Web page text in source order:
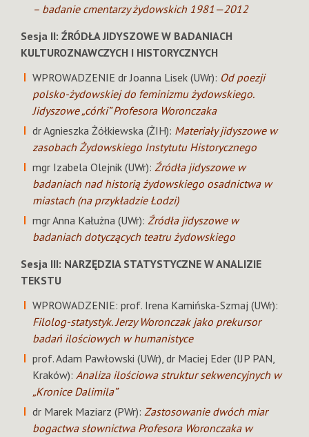
– badanie cmentarzy żydowskich 1981—2012
Sesja II: ŹRÓDŁA JIDYSZOWE W BADANIACH
KULTUROZNAWCZYCH I HISTORYCZNYCH
WPROWADZENIE dr Joanna Lisek (UWr): Od poezji
polsko-żydowskiej do feminizmu żydowskiego.
Jidyszowe „córki” Profesora Woronczaka
dr Agnieszka Żółkiewska (ŻIH): Materiały jidyszowe w
zasobach Żydowskiego Instytutu Historycznego
mgr Izabela Olejnik (UWr): Źródła jidyszowe w
badaniach nad historią żydowskiego osadnictwa w
miastach (na przykładzie Łodzi)
mgr Anna Kałużna (UWr): Źródła jidyszowe w
badaniach dotyczących teatru żydowskiego
Sesja III: NARZĘDZIA STATYSTYCZNE W ANALIZIE
TEKSTU
WPROWADZENIE: prof. Irena Kamińska-Szmaj (UWr):
Filolog-statystyk. Jerzy Woronczak jako prekursor
badań ilościowych w humanistyce
prof. Adam Pawłowski (UWr), dr Maciej Eder (IJP PAN,
Kraków): Analiza ilościowa struktur sekwencyjnych w
„Kronice Dalimila”
dr Marek Maziarz (PWr): Zastosowanie dwóch miar
bogactwa słownictwa Profesora Woronczaka w